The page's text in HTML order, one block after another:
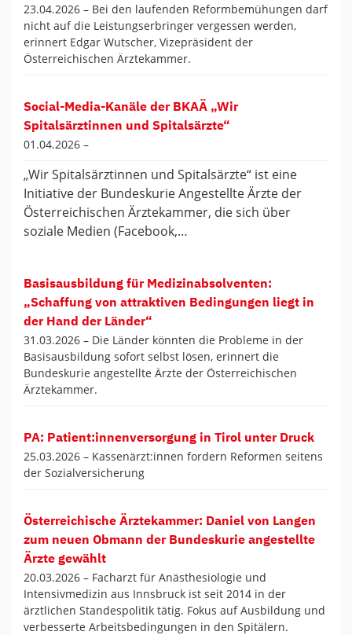
23.04.2026 – Bei den laufenden Reformbemühungen darf
nicht auf die Leistungserbringer vergessen werden,
erinnert Edgar Wutscher, Vizepräsident der
Österreichischen Ärztekammer.
Social-Media-Kanäle der BKAÄ „Wir
Spitalsärztinnen und Spitalsärzte“
01.04.2026 –
„Wir Spitalsärztinnen und Spitalsärzte“ ist eine
Initiative der Bundeskurie Angestellte Ärzte der
Österreichischen Ärztekammer, die sich über
soziale Medien (Facebook,…
Basisausbildung für Medizinabsolventen:
„Schaffung von attraktiven Bedingungen liegt in
der Hand der Länder“
31.03.2026 – Die Länder könnten die Probleme in der
Basisausbildung sofort selbst lösen, erinnert die
Bundeskurie angestellte Ärzte der Österreichischen
Ärztekammer.
PA: Patient:innenversorgung in Tirol unter Druck
25.03.2026 – Kassenärzt:innen fordern Reformen seitens
der Sozialversicherung
Österreichische Ärztekammer: Daniel von Langen
zum neuen Obmann der Bundeskurie angestellte
Ärzte gewählt
20.03.2026 – Facharzt für Anästhesiologie und
Intensivmedizin aus Innsbruck ist seit 2014 in der
ärztlichen Standespolitik tätig. Fokus auf Ausbildung und
verbesserte Arbeitsbedingungen in den Spitälern.